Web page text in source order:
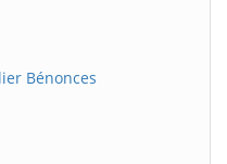
Bénonces